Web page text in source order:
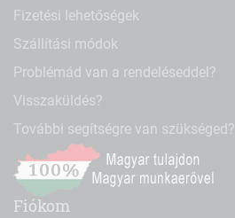
Fizetési lehetőségek
Szállítási módok
Problémád van a rendeléseddel?
Visszaküldés?
További segítségre van szükséged?
Fiókom